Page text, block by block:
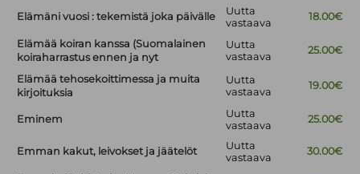
Elämäni vuosi : tekemistä joka päivälle
Uutta
vastaava
18.00€
Elämää koiran kanssa (Suomalainen
koiraharrastus ennen ja nyt
Uutta
vastaava
25.00€
Elämää tehosekoittimessa ja muita
kirjoituksia
Uutta
vastaava
19.00€
Eminem
Uutta
vastaava
25.00€
Emman kakut, leivokset ja jäätelöt
Uutta
vastaava
30.00€